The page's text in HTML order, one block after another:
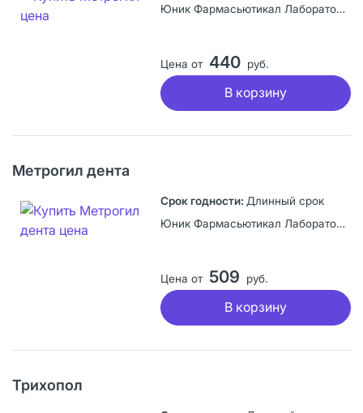
Юник Фармасьютикал Лабораториз, Индия
Цена от 440 руб.
В корзину
Метрогил дента
Длинный срок
Юник Фармасьютикал Лабораториз, Индия
Цена от 509 руб.
В корзину
Трихопол